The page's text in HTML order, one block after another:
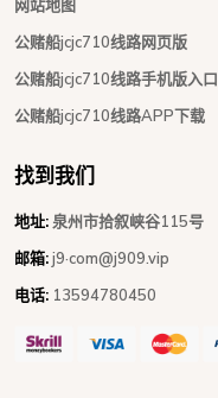
网站地图
公赌船jcjc710线路网页版
公赌船jcjc710线路手机版入口
公赌船jcjc710线路APP下载
找到我们
地址:泉州市拾叙峡谷115号
邮箱:j9·com@j909.vip
电话: 13594780450